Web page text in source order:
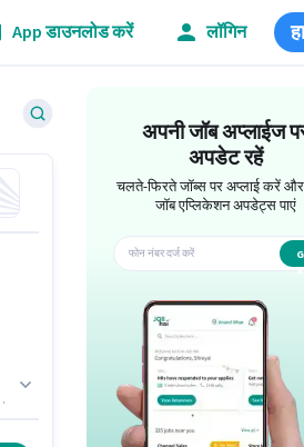
App डाउनलोड करें लॉगिन
अपनी जॉब अप्लाईज
अपडेट रहें
चलते-फिरते जॉब्स पर अप्लाई करें
जॉब एप्लिकेशन अपडेट्स पाएं